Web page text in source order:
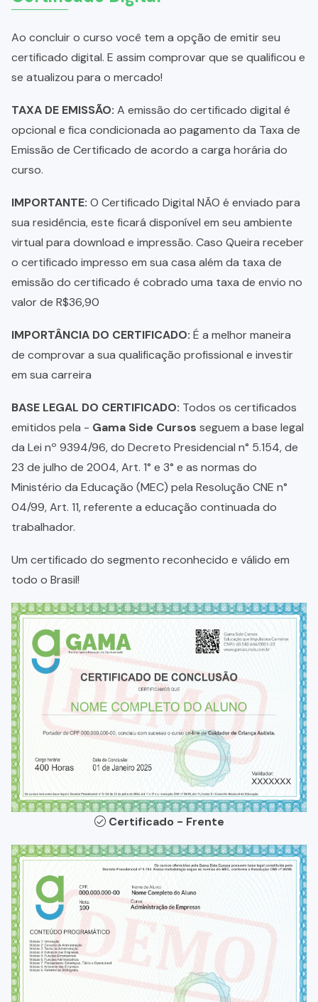
Ao concluir o curso você tem a opção de emitir seu
certificado digital. E assim comprovar que se qualificou e
se atualizou para o mercado!
TAXA DE EMISSÃO: A emissão do certificado digital é
opcional e fica condicionada ao pagamento da Taxa de
Emissão de Certificado de acordo a carga horária do
curso.
IMPORTANTE: O Certificado Digital NÃO é enviado para
sua residência, este ficará disponível em seu ambiente
virtual para download e impressão. Caso Queira receber
o certificado impresso em sua casa além da taxa de
emissão do certificado é cobrado uma taxa de envio no
valor de R$36,90
IMPORTÂNCIA DO CERTIFICADO: É a melhor maneira
de comprovar a sua qualificação profissional e investir
em sua carreira
BASE LEGAL DO CERTIFICADO: Todos os certificados
emitidos pela - Gama Side Cursos seguem a base legal
da Lei nº 9394/96, do Decreto Presidencial n° 5.154, de
23 de julho de 2004, Art. 1° e 3° e as normas do
Ministério da Educação (MEC) pela Resolução CNE n°
04/99, Art. 11, referente a educação continuada do
trabalhador.
Um certificado do segmento reconhecido e válido em
todo o Brasil!
Certificado - Frente